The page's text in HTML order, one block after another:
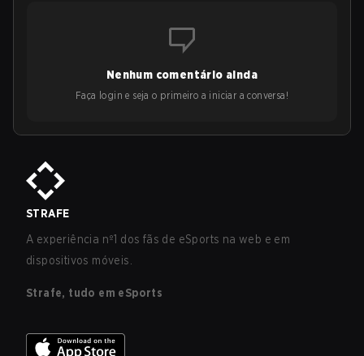
Nenhum comentário ainda
Faça login e seja o primeiro a iniciar a conversa!
STRAFE
A experiência nº1 dos fãs de eSports na web e em
dispositivos móveis.
Strafe, tudo em eSports